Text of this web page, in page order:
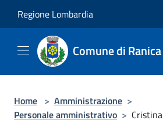
Regione Lombardia
Comune di Ranica
Home > Amministrazione >
Personale amministrativo >